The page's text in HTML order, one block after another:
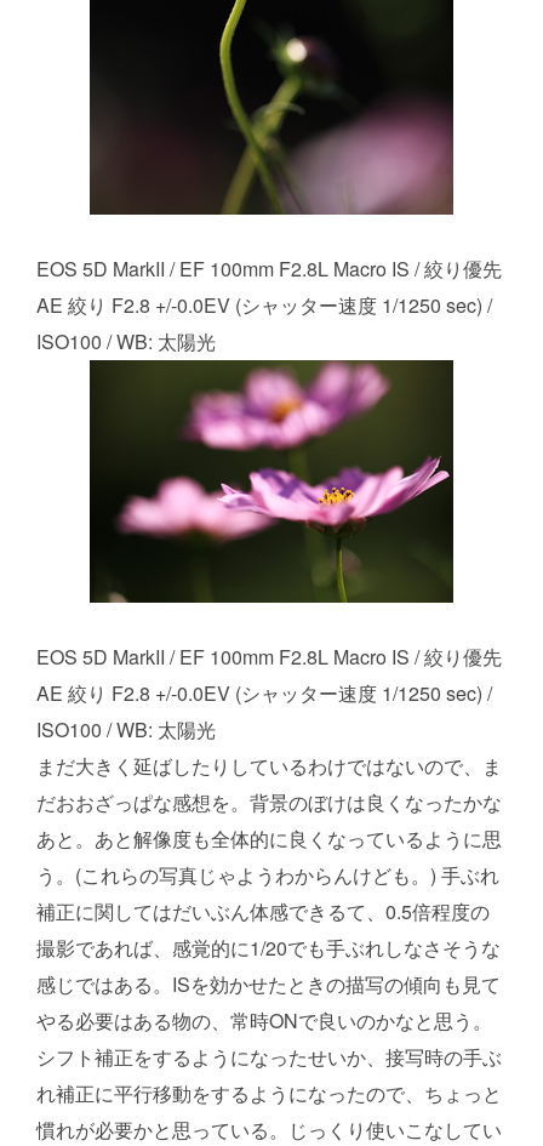
EOS 5D MarkII / EF 100mm F2.8L Macro IS / 絞り優先
AE 絞り F2.8 +/-0.0EV (シャッター速度 1/1250 sec) /
ISO100 / WB: 太陽光
EOS 5D MarkII / EF 100mm F2.8L Macro IS / 絞り優先
AE 絞り F2.8 +/-0.0EV (シャッター速度 1/1250 sec) /
ISO100 / WB: 太陽光
まだ大きく延ばしたりしているわけではないので、ま
だおおざっぱな感想を。背景のぼけは良くなったかな
あと。あと解像度も全体的に良くなっているように思
う。(これらの写真じゃようわからんけども。) 手ぶれ
補正に関してはだいぶん体感できるて、0.5倍程度の
撮影であれば、感覚的に1/20でも手ぶれしなさそうな
感じではある。ISを効かせたときの描写の傾向も見て
やる必要はある物の、常時ONで良いのかなと思う。
シフト補正をするようになったせいか、接写時の手ぶ
れ補正に平行移動をするようになったので、ちょっと
慣れが必要かと思っている。じっくり使いこなしてい